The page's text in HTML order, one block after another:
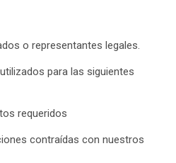
o representantes legales.
para las siguientes
requeridos
contraídas con nuestros